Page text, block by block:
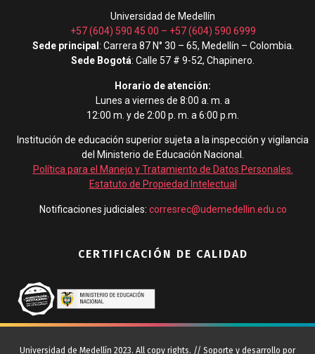
Universidad de Medellín
+57 (604) 590 45 00 – +57 (604) 590 6999
Sede principal : Carrera 87 N° 30 – 65, Medellín – Colombia.
Sede Bogotá: Calle 57 # 9-52, Chapinero.
Horario de atención:
Lunes a viernes de 8:00 a. m. a
12:00 m. y de 2:00 p. m. a 6:00 p.m.
Institución de educación superior sujeta a la inspección y vigilancia
del Ministerio de Educación Nacional.
Política para el Manejo y Tratamiento de Datos Personales.
Estatuto de Propiedad Intelectual
Notificaciones judiciales: corresrec@udemedellin.edu.co
CERTIFICACIÓN DE CALIDAD
Universidad de Medellín 2023. All copy rights. // Soporte y desarrollo por